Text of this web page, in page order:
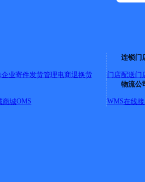
企业寄件发货管理电商退换货
连锁门
门店配送门
商城OMS
物流公
WMS在线
城中路，潜川路。） 2、庐城二部：
，二中教师公寓，工商巷。） 3、庐
心城，黄山南路。） 6、城东分部：